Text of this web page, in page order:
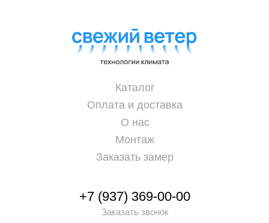
+7 (937) 369-00-00
Заказать звонок
Каталог
Оплата и доставка
О нас
Монтаж
Заказать замер